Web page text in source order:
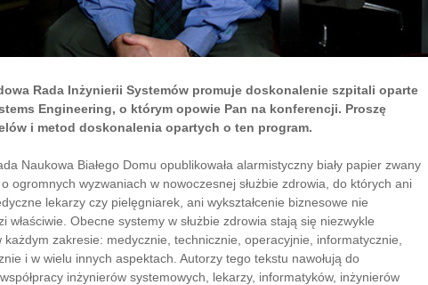
Rada Inżynierii Systemów promuje doskonalenie szpitali oparte
Engineering, o którym opowie Pan na konferencji. Proszę
i metod doskonalenia opartych o ten program.
Naukowa Białego Domu opublikowała alarmistyczny biały papier zwany
o ogromnych wyzwaniach w nowoczesnej służbie zdrowia, do których ani
lekarzy czy pielęgniarek, ani wykształcenie biznesowe nie
właściwie. Obecne systemy w służbie zdrowia stają się niezwykle
każdym zakresie: medycznie, technicznie, operacyjnie, informatycznie,
i w wielu innych aspektach. Autorzy tego tekstu nawołują do
inżynierów systemowych, lekarzy, informatyków, inżynierów